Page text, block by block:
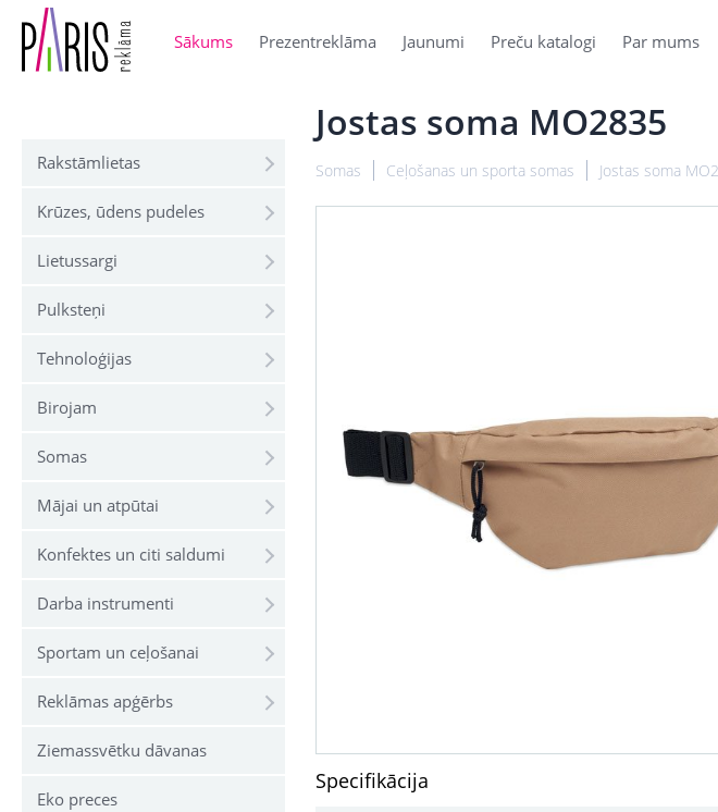
Sākums Prezentreklāma Jaunumi Preču katalogi Par mums
Rakstāmlietas
Krūzes, ūdens pudeles
Lietussargi
Pulksteņi
Tehnoloģijas
Birojam
Somas
Mājai un atpūtai
Konfektes un citi saldumi
Darba instrumenti
Sportam un ceļošanai
Reklāmas apģērbs
Ziemassvētku dāvanas
Eko preces
Jostas soma MO2835
Somas Ceļošanas un sporta somas Jostas soma
Specifikācija